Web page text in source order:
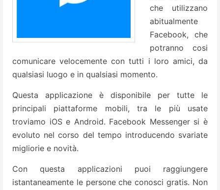
che utilizzano
abitualmente
Facebook, che
potranno cosi
comunicare velocemente con tutti i loro amici, da
qualsiasi luogo e in qualsiasi momento.
Questa applicazione è disponibile per tutte le
principali piattaforme mobili, tra le più usate
troviamo iOS e Android. Facebook Messenger si è
evoluto nel corso del tempo introducendo svariate
migliorie e novità.
Con questa applicazioni puoi raggiungere
istantaneamente le persone che conosci gratis. Non